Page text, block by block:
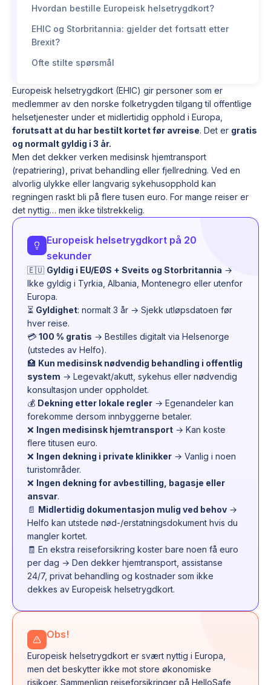
Europeisk helsetrygdkort (EHIC) gir personer som er
medlemmer av den norske folketrygden tilgang til offentlige
helsetjenester under et midlertidig opphold i Europa,
forutsatt at du har bestilt kortet før avreise. Det er gratis
og normalt gyldig i 3 år.
Men det dekker verken medisinsk hjemtransport
(repatriering), privat behandling eller fjellredning. Ved en
alvorlig ulykke eller langvarig sykehusopphold kan
regningen raskt bli på flere tusen euro. For mange reiser er
det nyttig… men ikke tilstrekkelig.
Europeisk helsetrygdkort på 20
sekunder
🇪🇺 Gyldig i EU/EØS + Sveits og Storbritannia →
Ikke gyldig i Tyrkia, Albania, Montenegro eller utenfor
Europa.
⏳ Gyldighet: normalt 3 år → Sjekk utløpsdatoen før
hver reise.
💳 100 % gratis → Bestilles digitalt via Helsenorge
(utstedes av Helfo).
🏥 Kun medisinsk nødvendig behandling i offentlig
system → Legevakt/akutt, sykehus eller nødvendig
konsultasjon under oppholdet.
💰 Dekning etter lokale regler → Egenandeler kan
forekomme dersom innbyggerne betaler.
❌ Ingen medisinsk hjemtransport → Kan koste
flere titusen euro.
❌ Ingen dekning i private klinikker → Vanlig i noen
turistområder.
❌ Ingen dekning for avbestilling, bagasje eller
ansvar.
📄 Midlertidig dokumentasjon mulig ved behov →
Helfo kan utstede nød-/erstatningsdokument hvis du
mangler kortet.
🧾 En ekstra reiseforsikring koster bare noen få euro
per dag → Den dekker hjemtransport, assistanse
24/7, privat behandling og kostnader som ikke
dekkes av Europeisk helsetrygdkort.
Obs!
Europeisk helsetrygdkort er svært nyttig i Europa,
men det beskytter ikke mot store økonomiske
risikoer. Sammenlign reiseforsikringer på HelloSafe
Hvordan bestille Europeisk helsetrygdkort?
EHIC og Storbritannia: gjelder det fortsatt etter
Brexit?
Ofte stilte spørsmål